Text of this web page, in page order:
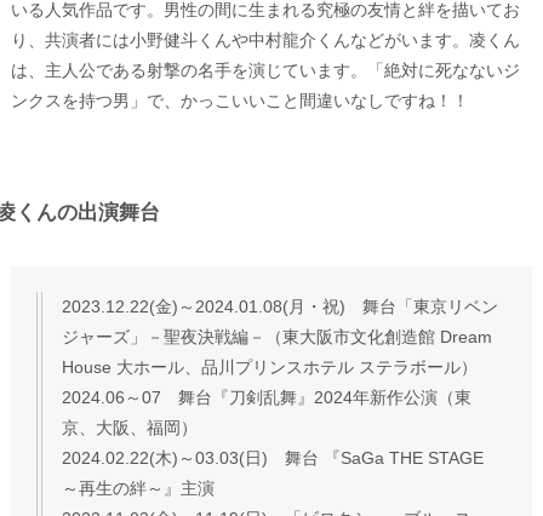
いる人気作品です。男性の間に生まれる究極の友情と絆を描いてお
り、共演者には小野健斗くんや中村龍介くんなどがいます。凌くん
は、主人公である射撃の名手を演じています。「絶対に死なないジ
ンクスを持つ男」で、かっこいいこと間違いなしですね！！
くんの出演舞台
2023.12.22(金)～2024.01.08(月・祝) 舞台「東京リベン
ジャーズ」－聖夜決戦編－（東大阪市文化創造館 Dream
House 大ホール、品川プリンスホテル ステラボール）
2024.06～07 舞台『刀剣乱舞』2024年新作公演（東
京、大阪、福岡）
2024.02.22(木)～03.03(日) 舞台 『SaGa THE STAGE
～再生の絆～』主演